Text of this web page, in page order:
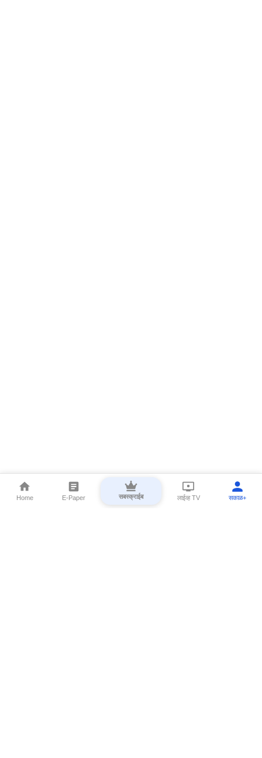
Home E-Paper सबस्क्राईब लाईव्ह TV सकाळ+